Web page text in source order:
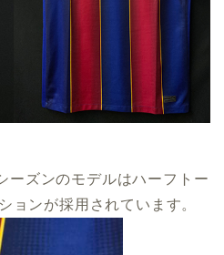
ーズンのモデルはハーフトー
ョンが採用されています。